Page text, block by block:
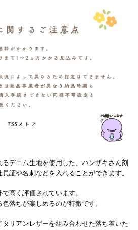
デニム生地を使用した、ハンザキさん刻
証や名刺などを入れることができます。
高く評価されています。
落ちが楽しめるのが特徴です。
リアンレザーを組み合わせた落ち着いた